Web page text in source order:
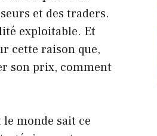
et des traders.
exploitable. Et
cette raison que,
son prix, comment
monde sait ce